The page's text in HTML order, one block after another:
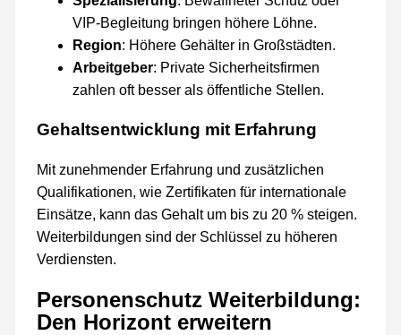
VIP-Begleitung bringen höhere Löhne.
Region: Höhere Gehälter in Großstädten.
Arbeitgeber: Private Sicherheitsfirmen
zahlen oft besser als öffentliche Stellen.
Gehaltsentwicklung mit Erfahrung
Mit zunehmender Erfahrung und zusätzlichen
Qualifikationen, wie Zertifikaten für internationale
Einsätze, kann das Gehalt um bis zu 20 % steigen.
Weiterbildungen sind der Schlüssel zu höheren
Verdiensten.
Personenschutz Weiterbildung:
Den Horizont erweitern